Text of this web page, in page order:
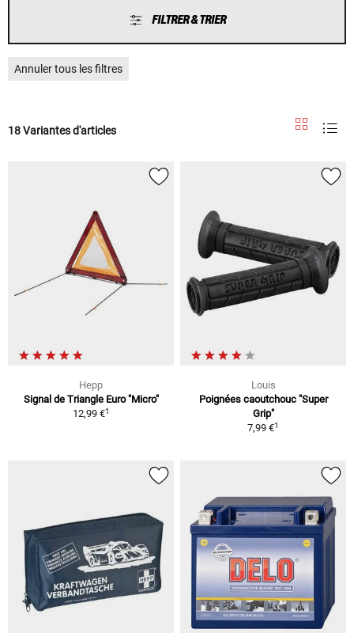
FILTRER & TRIER
Annuler tous les filtres
18 Variantes d'articles
Hepp
Signal de Triangle Euro "Micro"
12,99 €1
Louis
Poignées caoutchouc "Super
Grip"
7,99 €1